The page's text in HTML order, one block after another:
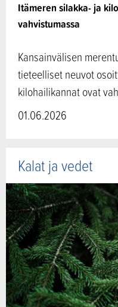
Itämeren silakka- ja
vahvistumassa
Kansainvälisen
tieteelliset neuvot
kilohailikannat ovat
01.06.2026
Kalat ja vedet